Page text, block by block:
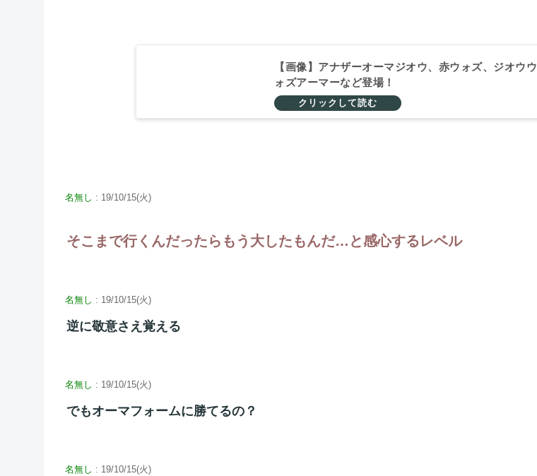
【画像】アナザーオーマジオウ、赤ウォズ、ジオウウ
ォズアーマーなど登場！
名無し : 19/10/15(火)
そこまで行くんだったらもう大したもんだ…と感心するレベル
名無し : 19/10/15(火)
逆に敬意さえ覚える
名無し : 19/10/15(火)
でもオーマフォームに勝てるの？
名無し : 19/10/15(火)